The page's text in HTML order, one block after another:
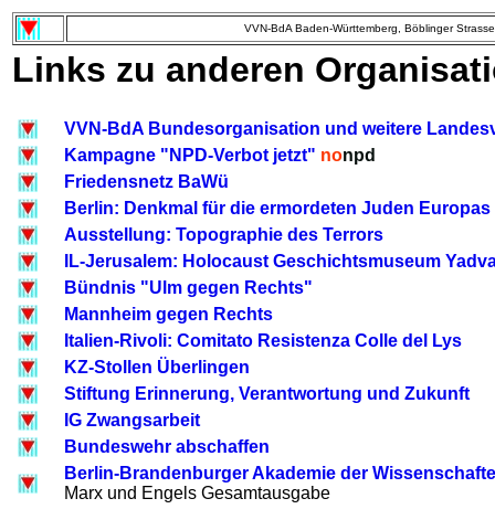
VVN-BdA Baden-Württemberg, Böblinger
Links zu anderen
VVN-BdA Bundesorganisation und weitere
Kampagne "NPD-Verbot jetzt" nonpd
Friedensnetz BaWü
Berlin: Denkmal für die ermordeten Juden Europas
Ausstellung: Topographie des Terrors
IL-Jerusalem: Holocaust Geschichtsmuseum
Bündnis "Ulm gegen Rechts"
Mannheim gegen Rechts
Italien-Rivoli: Comitato Resistenza Colle del Lys
KZ-Stollen Überlingen
Stiftung Erinnerung, Verantwortung und Zukunft
IG Zwangsarbeit
Bundeswehr abschaffen
Berlin-Brandenburger Akademie der
Marx und Engels Gesamtausgabe